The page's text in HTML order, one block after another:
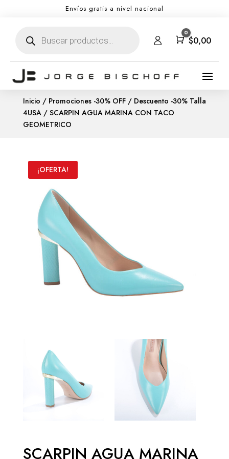
Envíos gratis a nivel nacional
productos Carro
0
$0,00
Inicio / Promociones -30% OFF/ Descuento -30% Talla
4USA/ SCARPIN AGUA MARINA CON TACO
GEOMETRICO
¡OFERTA!
SCARPIN AGUA MARINA